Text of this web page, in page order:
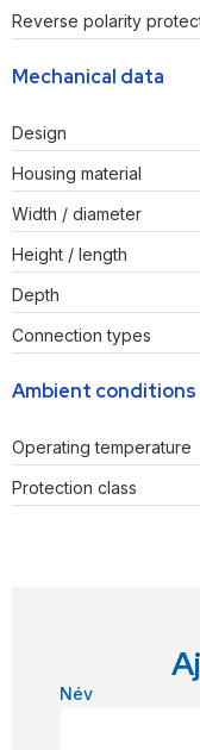
Reverse polarity
Mechanical data
Design
Housing material
Width / diameter
Height / length
Depth
Connection types
Ambient conditions
Operating temperature
Protection class
Név